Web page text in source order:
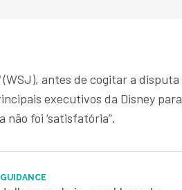
(WSJ), antes de cogitar a disputa
executivos da Disney para
foi ‘satisfatória”.